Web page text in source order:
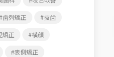
歯列矯正 抜歯
矯正 横顔
表側矯正